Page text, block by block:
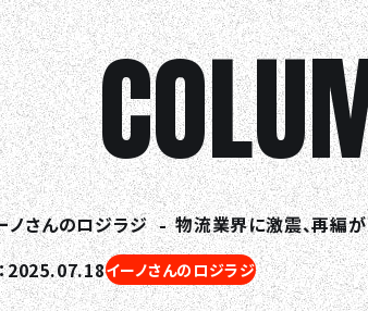
ノさんのロジラジ
物流業界に激震、再編
2025.07.18イーノさんのロジラジ